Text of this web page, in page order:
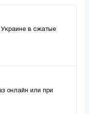
в сжатые
онлайн или при